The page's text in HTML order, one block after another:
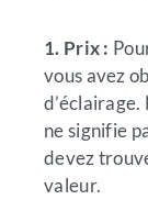
1. Prix :
vous avez
d’éclairage.
ne signifie
devez
valeur.